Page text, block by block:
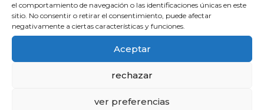
el comportamiento de navegación o las identificaciones únicas en este
sitio. No consentir o retirar el consentimiento, puede afectar
negativamente a ciertas características y funciones.
Aceptar
rechazar
ver preferencias
INBOUND
descubre cómo potenciar tu sitio web para alcanzar
el éxito en el competitivo mundo digital.